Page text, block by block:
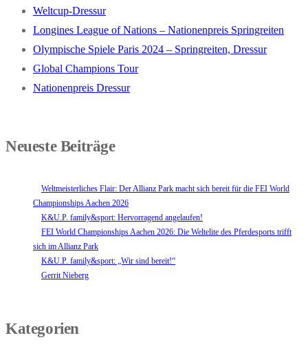
Weltcup-Dressur
Longines League of Nations – Nationenpreis Springreiten
Olympische Spiele Paris 2024 – Springreiten, Dressur
Global Champions Tour
Nationenpreis Dressur
Neueste Beiträge
Weltmeisterliches Flair: Der Allianz Park macht sich bereit für die FEI World
Championships Aachen 2026
K&U.P. family&sport: Hervorragend angelaufen!
FEI World Championships Aachen 2026: Die Weltelite des Pferdesports trifft
sich im Allianz Park
K&U.P. family&sport: „Wir sind bereit!“
Gerrit Nieberg
Kategorien